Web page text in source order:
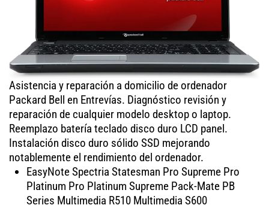
Asistencia y reparación a domicilio de ordenador
Packard Bell en Entrevías. Diagnóstico revisión y
reparación de cualquier modelo desktop o laptop.
Reemplazo batería teclado disco duro LCD panel.
Instalación disco duro sólido SSD mejorando
notablemente el rendimiento del ordenador.
EasyNote Spectria Statesman Pro Supreme Pro
Platinum Pro Platinum Supreme Pack-Mate PB
Series Multimedia R510 Multimedia S600